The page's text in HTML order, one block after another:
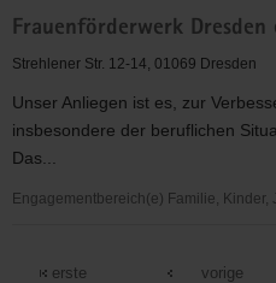
Schwerhörige
Dresden
Frauenförderwerk Dresden
Strehlener Str. 12-14, 01069 Dresden
Unser Anliegen ist es, zur
insbesondere der beruflichen
Das...
Engagementbereich(e) Familie, Kinder,
Dresden
erste
vorige